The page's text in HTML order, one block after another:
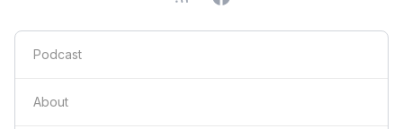
Podcast
About